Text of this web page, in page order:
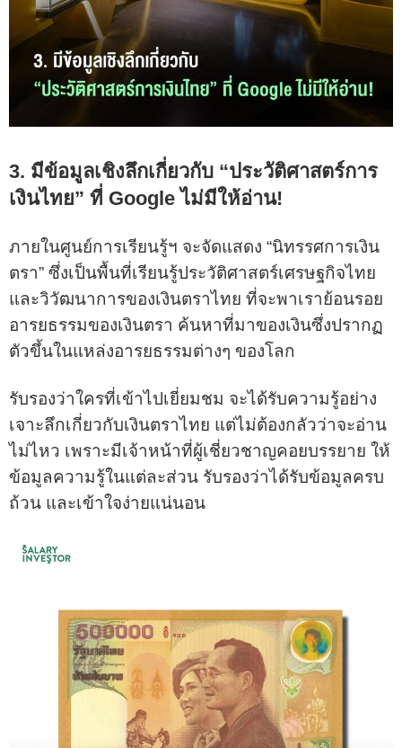
3. มีข้อมูลเชิงลึกเกี่ยวกับ “ประวัติศาสตร์การ
เงินไทย” ที่ Google ไม่มีให้อ่าน!
ภายในศูนย์การเรียนรู้ฯ จะจัดแสดง “นิทรรศการเงิน
ตรา” ซึ่งเป็นพื้นที่เรียนรู้ประวัติศาสตร์เศรษฐกิจไทย
และวิวัฒนาการของเงินตราไทย ที่จะพาเราย้อนรอย
อารยธรรมของเงินตรา ค้นหาที่มาของเงินซึ่งปรากฏ
ตัวขึ้นในแหล่งอารยธรรมต่างๆ ของโลก
รับรองว่าใครที่เข้าไปเยี่ยมชม จะได้รับความรู้อย่าง
เจาะลึกเกี่ยวกับเงินตราไทย แต่ไม่ต้องกลัวว่าจะอ่าน
ไม่ไหว เพราะมีเจ้าหน้าที่ผู้เชี่ยวชาญคอยบรรยาย ให้
ข้อมูลความรู้ในแต่ละส่วน รับรองว่าได้รับข้อมูลครบ
ถ้วน และเข้าใจง่ายแน่นอน